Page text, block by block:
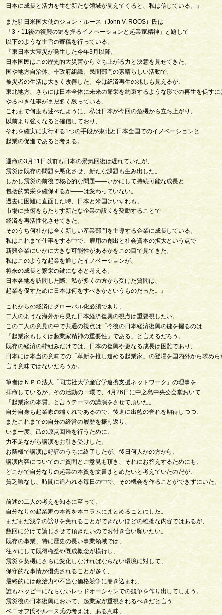
日本に成長と活力を生む新たな領域が見えてくると、私は信じている。』
また駐日米国大使のジョン・ルース（John V. ROOS）氏は
「3・11後の復興の鍵を握るイノベーションと起業家精神」と題して
以下のような主旨の寄稿を行っている。
『東日本大震災が発生した今年3月以降、
日本国民はこの歴史的大災害から立ち上がる力と決意を見せてきた。
国や地方自治体、非政府組織、民間部門の素晴らしい活動で、
被災者の生活は大きく改善した。今は経済再生の兆しも見えるが、
東北地方、さらには日本全体に未来の繁栄を約束するような形での再生を促すに
やるべき仕事がまだ多く残っている。
これまで何度も述べたように、私は日本が今回の危機から立ち上がり、
以前より強くなると確信しており、
それを確実に実行する1つの手段が東北と日本全国でのイノベーションと
起業の促進であると考える。
運命の3月11日以前も日本の景気回復は遅れていたが、
震災は既存の問題を悪化させ、新たな課題も生み出した。
しかし震災の前後で核心的な問題――いかにして持続可能な成長と
包括的繁栄を確保するか――は変わっていない。
過去に困難に直面した時、日本と米国はいずれも、
市場に技術をもたらす新たな企業の設立を奨励することで
経済を再活性化させてきた。
そのうち何社かは全く新しい産業部門を主導する企業に成長している。
私はこれまで仕事をする中で、雇用の創出と社会資本の拡大という点で
新興企業にいかに大きな可能性があるかをこの目で見てきた。
私はこのような起業を通じたイノベーションが、
将来の成長と繁栄の鍵になると考える。
日本各地を訪問した際、私が多くの方から受けた質問は、
起業を促すために日本は何をすべきかというものだった。』
これからの経済はグローバル化必須であり、
二人のような海外から見た日本経済復興の視点は重要視したい。
この二人の意見の中で共通の視点は「今後の日本経済復興の鍵を握るのは
『起業家もしくは起業家精神の重要性』である」と言えるだろう。
既存の経済の枠組みだけでは、日本の復興や更なる成長は困難であり、
日本には本当の意味での「革新を推し進める起業家」の登場を国内外から求めら
言う意味ではないだろうか。
筆者はＮＰＯ法人「同志社大学産官学連携支援ネットワーク」の理事を
拝命しているが、その活動の一環で、4月26日に中之島中央公会堂おいて
「起業家の本質」と言うテーマの講演をさせて頂いた。
自分自身も起業家の端くれであるので、後進に出藍の誉れを期待しつつ、
またこれまでの自分の経営の履歴を振り返り、
いま一度、己の原点回帰を行うために、
力不足ながら講演をお引き受けした。
お蔭様で講演は好評のうちに終了したが、後日何人かの方から、
講演内容についてのご質問とご意見も頂き、それにお答えするためにも、
どこかで自分なりの起業の本質を文書まとめたいと考えていたのだが、
貧乏暇なし、時間に追われる毎日の中で、その機会を作ることができずにいた。
前述の二人の考えを知るに至って、
自分なりの起業家の本質を本コラムにまとめることにした。
まだまだ浅学の謗りを免れることができないほどの稚拙な内容ではあるが、
数回に分けて論じさせて頂きたいのでお付き合い願いたい。
既存の事業、特に歴史の長い事業領域では、
往々にして既得権益や既成概念が横行し、
震災を契機にさらに変化しなければならない環境に対して、
保守的な事情が優先されることが多く、
最終的には政治力や不当な価格競争に巻き込まれ、
誰もハッピーにならないレッドオーシャンでの競争を作り出してしまう。
震災後の日本復興において、起業家が重視されるべきだと言う
ベニオフ氏やルース氏の考えは、ある意味、